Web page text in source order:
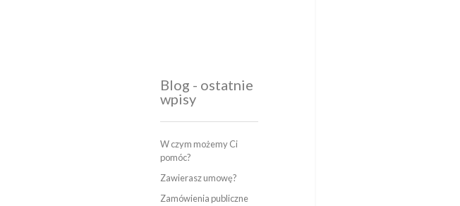
Blog - ostatnie
wpisy
W czym możemy Ci
pomóc?
Zawierasz umowę?
Zamówienia publiczne